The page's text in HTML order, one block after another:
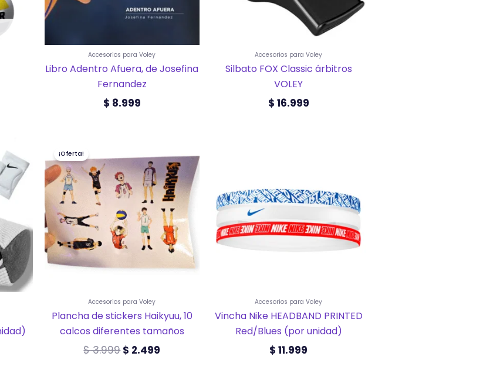
Accesorios para Voley
Libro Adentro Afuera, de Josefina
Fernandez
$ 8.999
Accesorios para Voley
Silbato FOX Classic árbitros
VOLEY
$ 16.999
en
la
página
producto
¡Oferta!
Accesorios para Voley
Plancha de stickers Haikyuu, 10
calcos diferentes tamaños
$3.999
precio
original
era:
$ 3.999.
$ 2.499
precio
actual
es:
$ 2.499.
Accesorios para Voley
Vincha Nike HEADBAND PRINTED
Red/Blues (por unidad)
$ 11.999